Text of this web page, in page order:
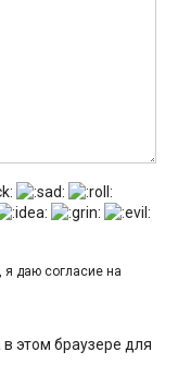
я даю согласие на
этом браузере для